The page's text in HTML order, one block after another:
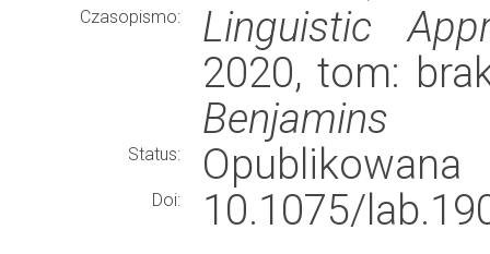
Czasopismo:
Linguistic
2020, tom:
Benjamins
Status: Opublikowana
Doi:
10.1075/